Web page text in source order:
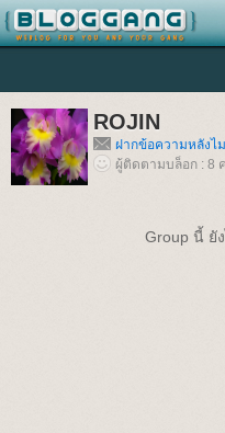
ROJIN
ฝากข้อความหลังไ
ผู้ติดตามบล็อก : 8
Group นี้ ยั